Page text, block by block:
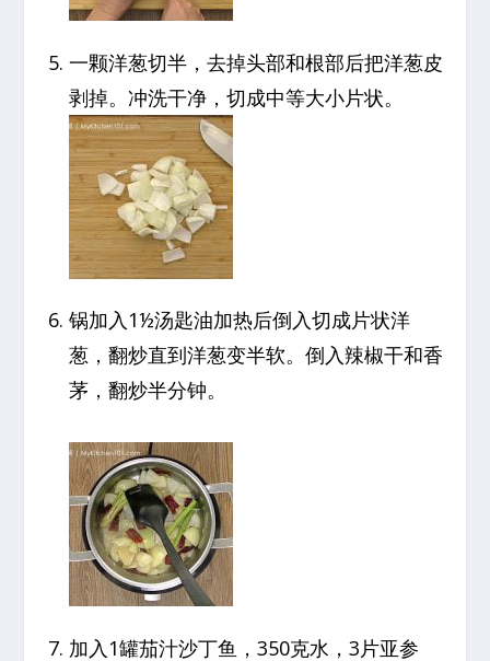
一颗洋葱切半，去掉头部和根部后把洋葱皮
剥掉。冲洗干净，切成中等大小片状。
锅加入1½汤匙油加热后倒入切成片状洋
葱，翻炒直到洋葱变半软。倒入辣椒干和香
茅，翻炒半分钟。
加入1罐茄汁沙丁鱼，350克水，3片亚参